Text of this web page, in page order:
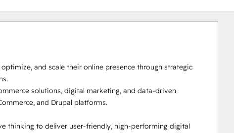
and scale their online presence through strategic
solutions, digital marketing, and data-driven
and Drupal platforms.
thinking to deliver user-friendly, high-performing digital